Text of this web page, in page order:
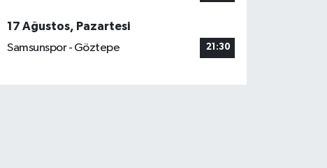
17 Ağustos, Pazartesi
Samsunspor - Göztepe
21:30